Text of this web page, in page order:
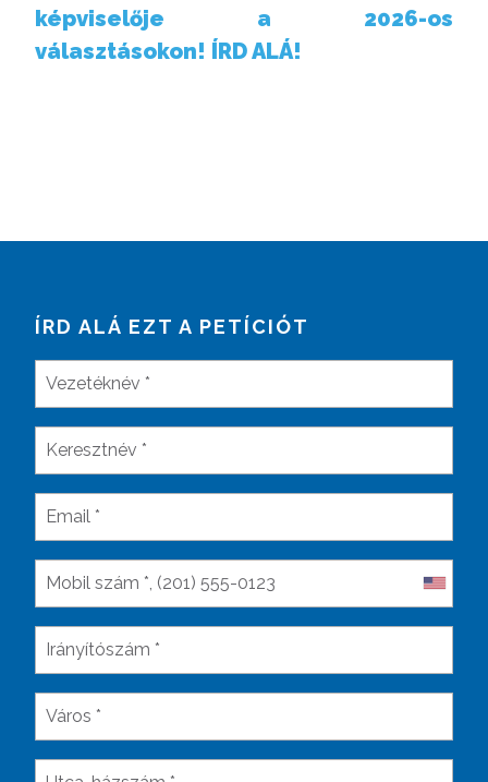
képviselője a 2026-os
választásokon! ÍRD ALÁ!
ÍRD ALÁ EZT A PETÍCIÓT